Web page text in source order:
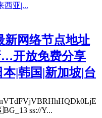
新网络节点地址
开放免费分享
本|韩国|新加坡|台
ss://Y...